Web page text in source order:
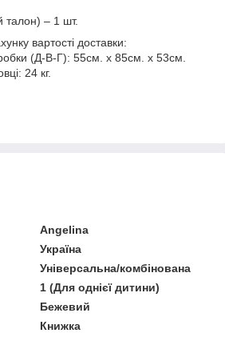
талон) – 1 шт.
вартості доставки:
(Д-В-Г): 55см. х 85см. х 53см.
24 кг.
Angelina
Україна
Універсальна/комбінована
1 (Для однієї дитини)
Бежевий
Книжка